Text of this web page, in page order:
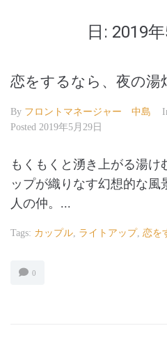
日: 2019
恋をするなら、夜の
By フロントマネージャー 中島
Posted 2019年5月29日
もくもくと湧き上がる湯け
ップが織りなす幻想的な風
人の仲。...
Tags: カップル, ライトアップ, 恋を
0